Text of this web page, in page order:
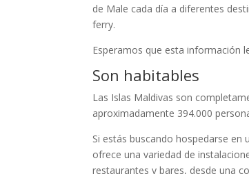
de Male cada día a diferentes
ferry.
Esperamos que esta información
Son habitables
Las Islas Maldivas son
aproximadamente 394.000
Si estás buscando hospedarse
ofrece una variedad de
restaurantes y bares, desde una